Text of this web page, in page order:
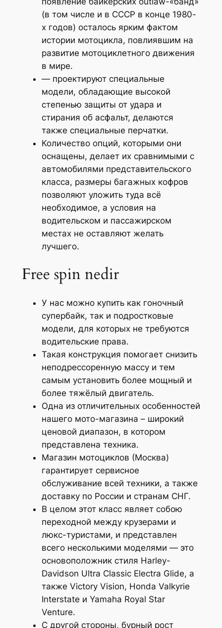
(в том числе и в СССР в конце 1980-
х годов) осталось ярким фактом
истории мотоцикла, повлиявшим на
развитие мотоциклетного движения
в мире.
— проектируют специальные
модели, обладающие высокой
степенью защиты от удара и
стирания об асфальт, делаются
также специальные перчатки.
Количество опций, которыми они
оснащены, делает их сравнимыми с
автомобилями представительского
класса, размеры багажных кофров
позволяют уложить туда всё
необходимое, а условия на
водительском и пассажирском
местах не оставляют желать
лучшего.
Free spin nedir
У нас можно купить как гоночный
супербайк, так и подростковые
модели, для которых не требуются
водительские права.
Такая конструкция помогает снизить
неподрессоренную массу и тем
самым установить более мощный и
более тяжёлый двигатель.
Одна из отличительных особенностей
нашего мото-магазина – широкий
ценовой диапазон, в котором
представлена техника.
Магазин мотоциклов (Москва)
гарантирует сервисное
обслуживание всей техники, а также
доставку по России и странам СНГ.
В целом этот класс являет собою
переходной между крузерами и
люкс-туристами, и представлен
всего несколькими моделями — это
основоположник стиля Harley-
Davidson Ultra Classic Electra Glide, а
также Victory Vision, Honda Valkyrie
Interstate и Yamaha Royal Star
Venture.
С другой стороны, бурный рост